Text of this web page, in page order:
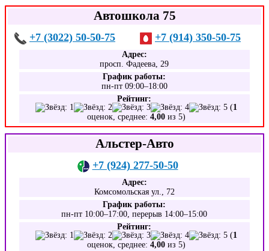
Автошкола 75
+7 (3022) 50-50-75 +7 (914) 350-50-75
Адрес:
просп. Фадеева, 29
График работы:
пн-пт 09:00–18:00
Рейтинг:
(1
оценок, среднее:4,00 из 5)
Альстер-Авто
+7 (924) 277-50-50
Адрес:
Комсомольская ул., 72
График работы:
пн-пт 10:00–17:00, перерыв 14:00–15:00
Рейтинг:
(1
оценок, среднее:4,00 из 5)